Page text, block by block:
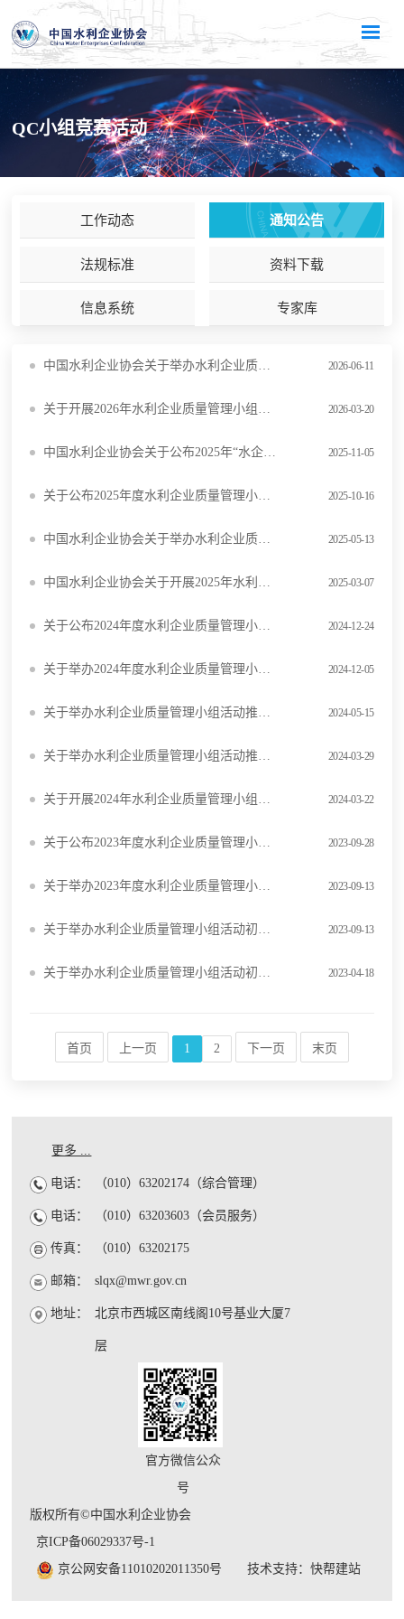
QC小组竞赛活动
工作动态 通知公告
法规标准 资料下载
信息系统 专家库
中国水利企业协会关于举办水利企业质量管理小组活动中级推进（济南）培训班的通知 2026-06-11
关于开展2026年水利企业质量管理小组竞赛活动的通知 2026-03-20
中国水利企业协会关于公布2025年“水企杯”水利安全生产知识网络竞赛获奖名单的通知 2025-11-05
关于公布2025年度水利企业质量管理小组竞赛活动结果的通知 2025-10-16
中国水利企业协会关于举办水利企业质量管理小组活动中级推进（合肥）培训班的通知 2025-05-13
中国水利企业协会关于开展2025年水利企业质量管理小组竞赛活动的通知 2025-03-07
关于公布2024年度水利企业质量管理小组竞赛活动结果的通知 2024-12-24
关于举办2024年度水利企业质量管理小组成果现场发布会的通知 2024-12-05
关于举办水利企业质量管理小组活动推进（武汉）培训班的通知 2024-05-15
关于举办水利企业质量管理小组活动推进（西安）培训班的通知 2024-03-29
关于开展2024年水利企业质量管理小组竞赛活动的通知 2024-03-22
关于公布2023年度水利企业质量管理小组竞赛活动结果的通知 2023-09-28
关于举办2023年度水利企业质量管理小组成果现场发布会的通知 2023-09-13
关于举办水利企业质量管理小组活动初级推进提高培训班的通知 2023-09-13
关于举办水利企业质量管理小组活动初级推进（南京）培训班的通知 2023-04-18
首页 上一页 1 2 下一页 末页
更多 ...
电话： （010）63202174（综合管理）
电话： （010）63203603（会员服务）
传真： （010）63202175
邮箱： slqx@mwr.gov.cn
地址： 北京市西城区南线阁10号基业大厦7
层
官方微信公众
号
版权所有©中国水利企业协会
京ICP备06029337号-1
京公网安备11010202011350号
技术支持：快帮建站